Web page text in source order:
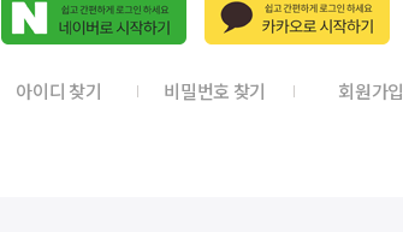
아이디 찾기 비밀번호 찾기 회원가입